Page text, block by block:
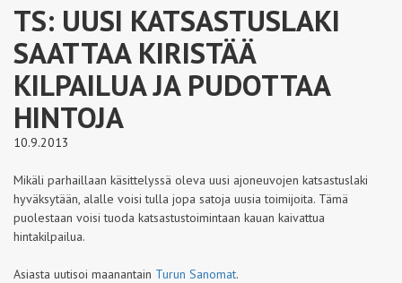
TS: UUSI KATSASTUSLAKI
SAATTAA KIRISTÄÄ
KILPAILUA JA PUDOTTAA
HINTOJA
10.9.2013
Mikäli parhaillaan käsittelyssä oleva uusi ajoneuvojen katsastuslaki
hyväksytään, alalle voisi tulla jopa satoja uusia toimijoita. Tämä
puolestaan voisi tuoda katsastustoimintaan kauan kaivattua
hintakilpailua.
Asiasta uutisoi maanantain Turun Sanomat.